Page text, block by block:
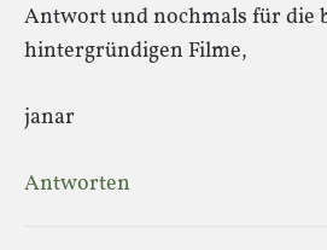
Antwort und nochmals für die
hintergründigen Filme,
janar
Antworten